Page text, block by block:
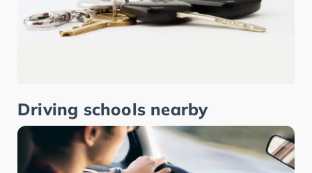
Driving schools nearby